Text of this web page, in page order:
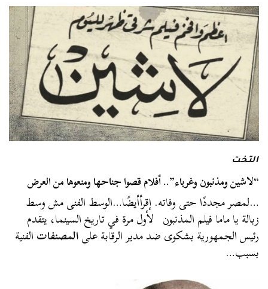
التخت
“لاشين ومذنبون وغرباء”.. أفلام قصوا جناحها ومنعوها من العرض
…لمصر مجددًا حتى وفاته. إقرأأيضًا…الوسط الفنى مش وسط
زبالة يا ماما فيلم المذنبون لأول مرة في تاريخ السينما، يتقدم
رئيس الجمهورية بشكوى ضد مدير الرقابة علىالمصنفاتالفنية
بسبب…